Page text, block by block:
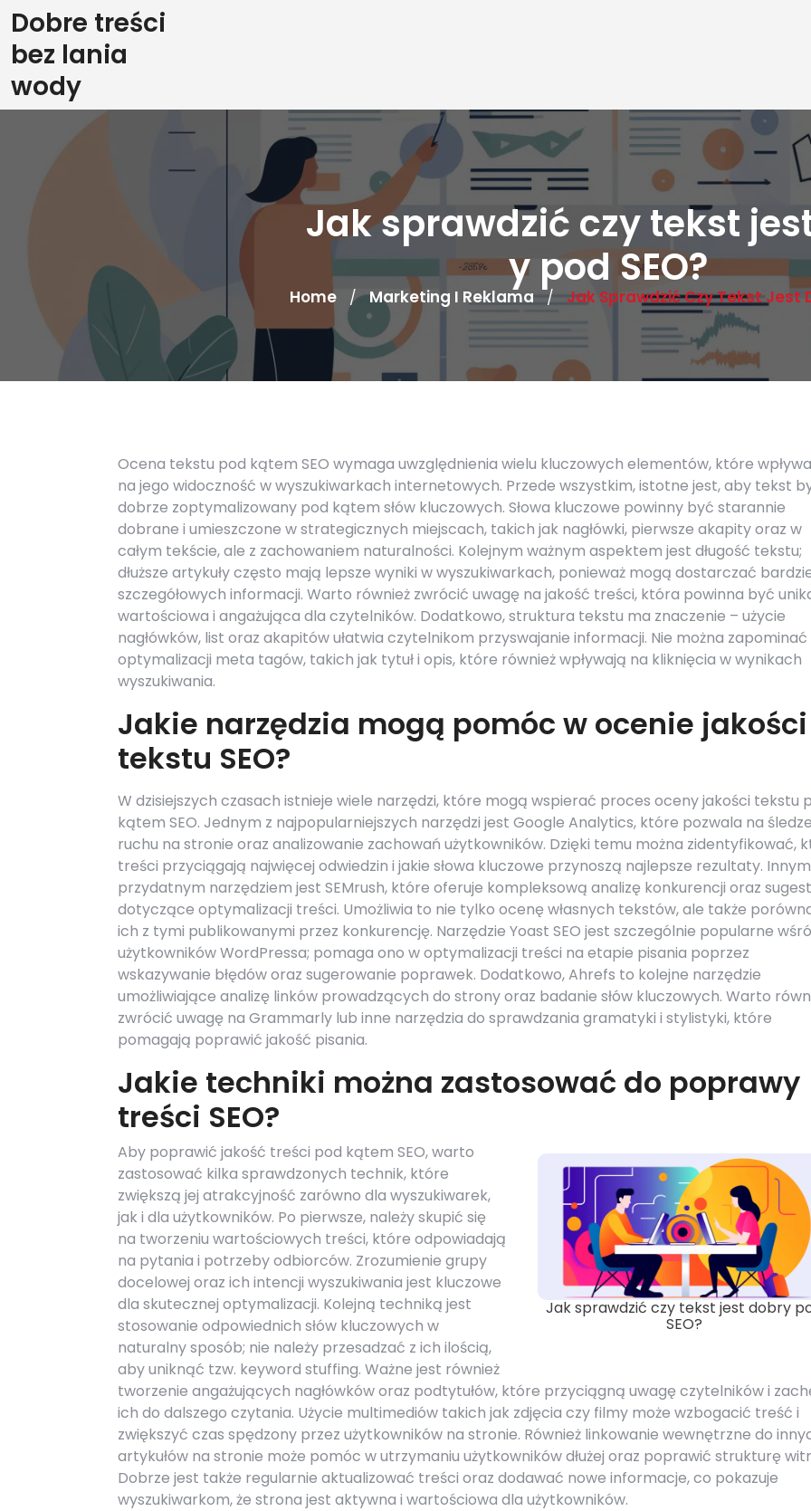
Skip
to
content
Dobre treści
bez lania
wody
Jak sprawdzić czy tekst
y pod SEO?
Home / Marketing I Reklama / Jak Sprawdzić Czy Tekst Jest
Ocena tekstu pod kątem SEO wymaga uwzględnienia wielu kluczowych elementów, które
na jego widoczność w wyszukiwarkach internetowych. Przede wszystkim, istotne jest, aby tekst
dobrze zoptymalizowany pod kątem słów kluczowych. Słowa kluczowe powinny być starannie
dobrane i umieszczone w strategicznych miejscach, takich jak nagłówki, pierwsze akapity oraz w
całym tekście, ale z zachowaniem naturalności. Kolejnym ważnym aspektem jest długość tekstu;
dłuższe artykuły często mają lepsze wyniki w wyszukiwarkach, ponieważ mogą dostarczać
szczegółowych informacji. Warto również zwrócić uwagę na jakość treści, która powinna być
wartościowa i angażująca dla czytelników. Dodatkowo, struktura tekstu ma znaczenie – użycie
nagłówków, list oraz akapitów ułatwia czytelnikom przyswajanie informacji. Nie można zapominać
optymalizacji meta tagów, takich jak tytuł i opis, które również wpływają na kliknięcia w wynikach
wyszukiwania.
Jakie narzędzia mogą pomóc w ocenie jakości
tekstu SEO?
W dzisiejszych czasach istnieje wiele narzędzi, które mogą wspierać proces oceny jakości tekstu
kątem SEO. Jednym z najpopularniejszych narzędzi jest Google Analytics, które pozwala na
ruchu na stronie oraz analizowanie zachowań użytkowników. Dzięki temu można zidentyfikować,
treści przyciągają najwięcej odwiedzin i jakie słowa kluczowe przynoszą najlepsze rezultaty. Innym
przydatnym narzędziem jest SEMrush, które oferuje kompleksową analizę konkurencji oraz
dotyczące optymalizacji treści. Umożliwia to nie tylko ocenę własnych tekstów, ale także
ich z tymi publikowanymi przez konkurencję. Narzędzie Yoast SEO jest szczególnie popularne
użytkowników WordPressa; pomaga ono w optymalizacji treści na etapie pisania poprzez
wskazywanie błędów oraz sugerowanie poprawek. Dodatkowo, Ahrefs to kolejne narzędzie
umożliwiające analizę linków prowadzących do strony oraz badanie słów kluczowych. Warto
zwrócić uwagę na Grammarly lub inne narzędzia do sprawdzania gramatyki i stylistyki, które
pomagają poprawić jakość pisania.
Jakie techniki można zastosować do poprawy
treści SEO?
Jak sprawdzić czy tekst jest dobry
SEO?
Aby poprawić jakość treści pod kątem SEO, warto
zastosować kilka sprawdzonych technik, które
zwiększą jej atrakcyjność zarówno dla wyszukiwarek,
jak i dla użytkowników. Po pierwsze, należy skupić się
na tworzeniu wartościowych treści, które odpowiadają
na pytania i potrzeby odbiorców. Zrozumienie grupy
docelowej oraz ich intencji wyszukiwania jest kluczowe
dla skutecznej optymalizacji. Kolejną techniką jest
stosowanie odpowiednich słów kluczowych w
naturalny sposób; nie należy przesadzać z ich ilością,
aby uniknąć tzw. keyword stuffing. Ważne jest również
tworzenie angażujących nagłówków oraz podtytułów, które przyciągną uwagę czytelników i
ich do dalszego czytania. Użycie multimediów takich jak zdjęcia czy filmy może wzbogacić treść i
zwiększyć czas spędzony przez użytkowników na stronie. Również linkowanie wewnętrzne do
artykułów na stronie może pomóc w utrzymaniu użytkowników dłużej oraz poprawić strukturę
Dobrze jest także regularnie aktualizować treści oraz dodawać nowe informacje, co pokazuje
wyszukiwarkom, że strona jest aktywna i wartościowa dla użytkowników.